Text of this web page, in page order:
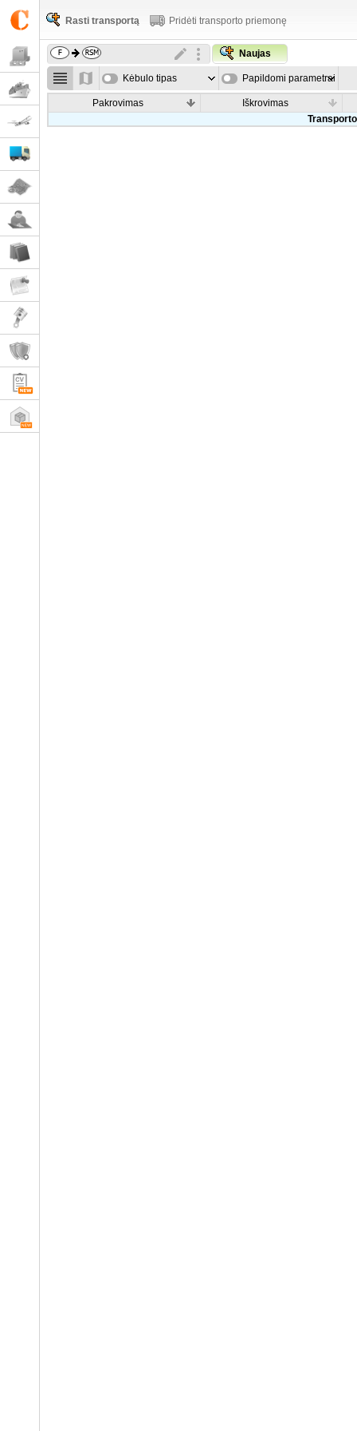
Rasti transportą Pridėti transporto priemonę
Naujas
Kėbulo tipas Papildomi parametrai
Pakrovimas
Iškrovimas